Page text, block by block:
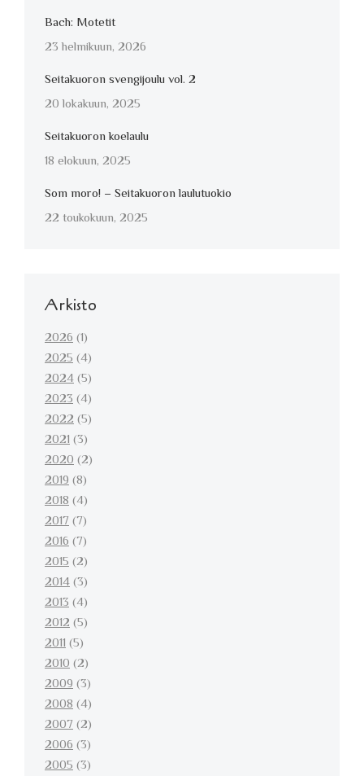
Bach: Motetit
23 helmikuun, 2026
Seitakuoron svengijoulu vol. 2
20 lokakuun, 2025
Seitakuoron koelaulu
18 elokuun, 2025
Som moro! – Seitakuoron laulutuokio
22 toukokuun, 2025
Arkisto
2026(1)
2025(4)
2024(5)
2023(4)
2022(5)
2021(3)
2020(2)
2019(8)
2018(4)
2017(7)
2016(7)
2015(2)
2014(3)
2013(4)
2012(5)
2011(5)
2010(2)
2009(3)
2008(4)
2007(2)
2006(3)
2005(3)